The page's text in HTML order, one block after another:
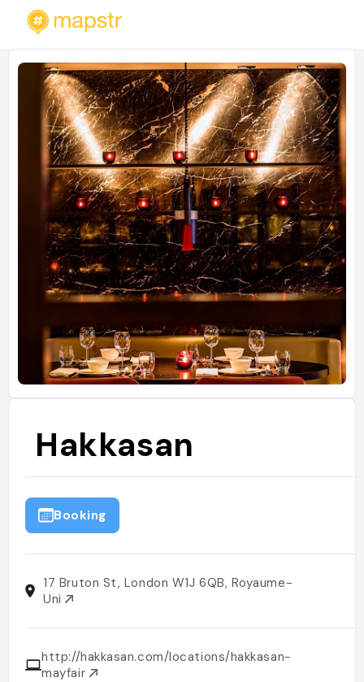
Hakkasan
Booking
17 Bruton St, London W1J 6QB, Royaume-
Uni
http://hakkasan.com/locations/hakkasan-
mayfair